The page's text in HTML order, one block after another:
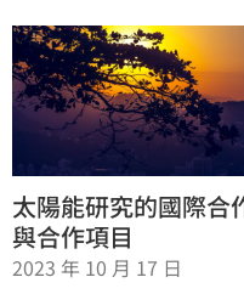
太陽能研究的國際合
與合作項目
2023 年 10 月 17 日